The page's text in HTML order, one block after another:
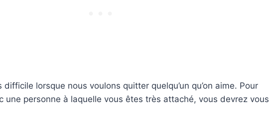
difficile lorsque nous voulons quitter quelqu’un qu’on aime. Pour
une personne à laquelle vous êtes très attaché, vous devrez vous